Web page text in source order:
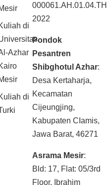
di
Azhar
di
000061.AH.01.04.TH
2022
Pondok
Pesantren
Shibghotul Azhar:
Desa Kertaharja,
Kecamatan
Cijeungjing,
Kabupaten CIamis,
Jawa Barat, 46271
Asrama Mesir:
Bld: 17, Flat: 05/3rd
Floor, Ibrahim